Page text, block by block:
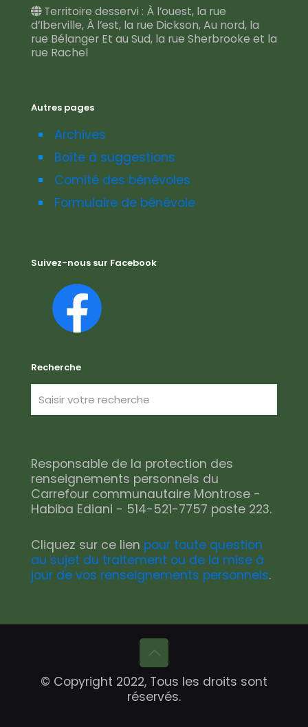
Territoire desservi : À l’ouest, la rue
d’Iberville, À l’est, la rue Dickson, Au nord, la
rue Bélanger Et au Sud, la rue Sherbrooke et la
rue Rachel
Autres pages
Archives
Boîte à suggestions
Comité des bénévoles
Formulaire de bénévole
Suivez-nous sur Facebook
Recherche
Responsable de la protection des
renseignements personnels du
Carrefour communautaire Montrose -
Habiba Ediani - 514-521-7757 poste 223.
Cliquez sur ce lien pour toute question
au sujet du traitement ou de la mise à
jour de vos renseignements personnels.
© Copyright 2022, Tous les droits sont
réservés.